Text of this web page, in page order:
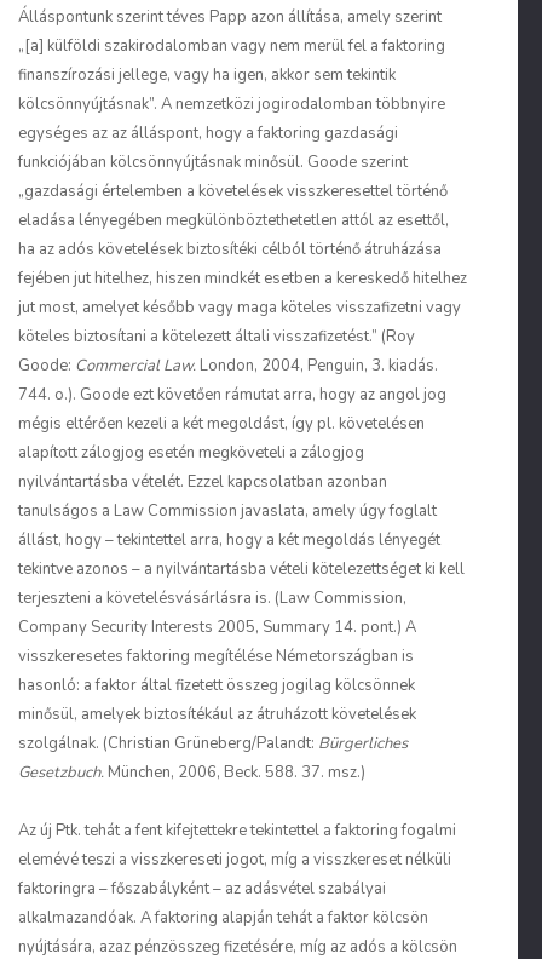
Álláspontunk szerint téves Papp azon állítása, amely szerint
„[a] külföldi szakirodalomban vagy nem merül fel a faktoring
finanszírozási jellege, vagy ha igen, akkor sem tekintik
kölcsönnyújtásnak”. A nemzetközi jogirodalomban többnyire
egységes az az álláspont, hogy a faktoring gazdasági
funkciójában kölcsönnyújtásnak minősül. Goode szerint
„gazdasági értelemben a követelések visszkeresettel történő
eladása lényegében megkülönböztethetetlen attól az esettől,
ha az adós követelések biztosítéki célból történő átruházása
fejében jut hitelhez, hiszen mindkét esetben a kereskedő hitelhez
jut most, amelyet később vagy maga köteles visszafizetni vagy
köteles biztosítani a kötelezett általi visszafizetést.” (Roy
Goode: Commercial Law. London, 2004, Penguin, 3. kiadás.
744. o.). Goode ezt követően rámutat arra, hogy az angol jog
mégis eltérően kezeli a két megoldást, így pl. követelésen
alapított zálogjog esetén megköveteli a zálogjog
nyilvántartásba vételét. Ezzel kapcsolatban azonban
tanulságos a Law Commission javaslata, amely úgy foglalt
állást, hogy – tekintettel arra, hogy a két megoldás lényegét
tekintve azonos – a nyilvántartásba vételi kötelezettséget ki kell
terjeszteni a követelésvásárlásra is. (Law Commission,
Company Security Interests 2005, Summary 14. pont.) A
visszkeresetes faktoring megítélése Németországban is
hasonló: a faktor által fizetett összeg jogilag kölcsönnek
minősül, amelyek biztosítékául az átruházott követelések
szolgálnak. (Christian Grüneberg/Palandt: Bürgerliches
Gesetzbuch. München, 2006, Beck. 588. 37. msz.)
Az új Ptk. tehát a fent kifejtettekre tekintettel a faktoring fogalmi
elemévé teszi a visszkereseti jogot, míg a visszkereset nélküli
faktoringra – főszabályként – az adásvétel szabályai
alkalmazandóak. A faktoring alapján tehát a faktor kölcsön
nyújtására, azaz pénzösszeg fizetésére, míg az adós a kölcsön